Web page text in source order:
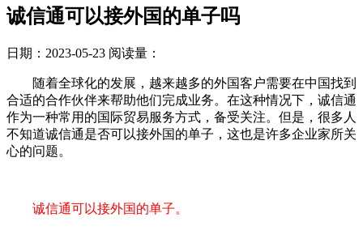
诚信通可以接外国的单子吗
日期：2023-05-23 阅读量：
随着全球化的发展，越来越多的外国客户需要在中国找到
合适的合作伙伴来帮助他们完成业务。在这种情况下，诚信通
作为一种常用的国际贸易服务方式，备受关注。但是，很多人
不知道诚信通是否可以接外国的单子，这也是许多企业家所关
心的问题。
诚信通可以接外国的单子。